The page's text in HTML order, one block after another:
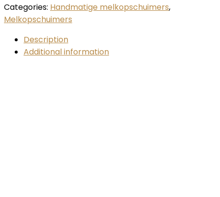
Categories: Handmatige melkopschuimers,
Melkopschuimers
Description
Additional information